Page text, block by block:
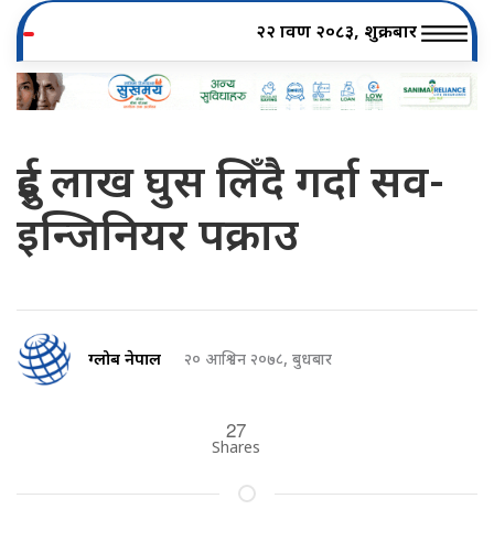
२२ श्रावण २०८३, शुक्रबार
दुई लाख घुस लिँदै गर्दा सव-
इन्जिनियर पक्राउ
ग्लोब नेपाल २० आश्विन २०७८, बुधबार
27
Shares